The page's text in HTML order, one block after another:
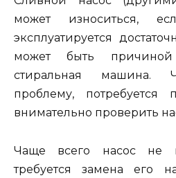
может износиться,
эксплуатируется
может быть
стиральная машина.
проблему, потребуется
внимательно проверить
Чаще всего насос не
требуется замена его